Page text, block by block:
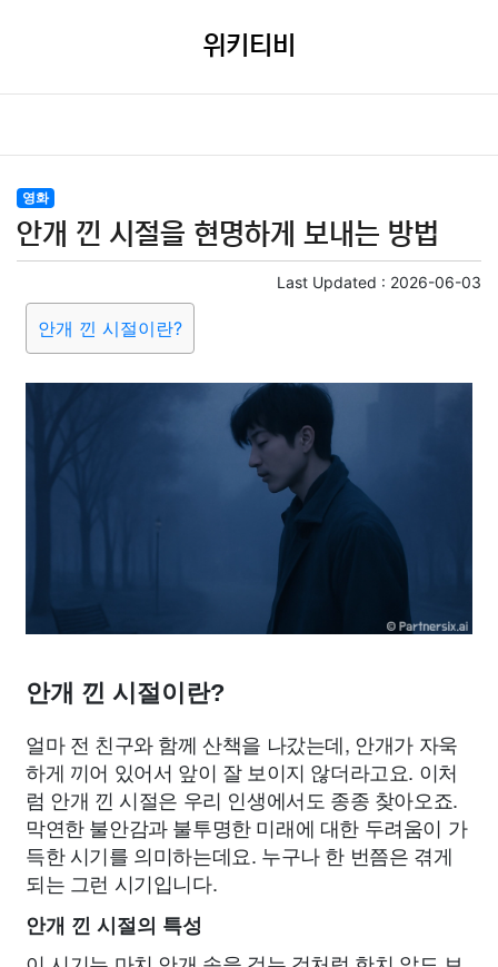
위키티비
영화
안개 낀 시절을 현명하게 보내는 방법
Last Updated : 2026-06-03
안개 낀 시절이란?
안개 낀 시절이란?
얼마 전 친구와 함께 산책을 나갔는데, 안개가 자욱
하게 끼어 있어서 앞이 잘 보이지 않더라고요. 이처
럼 안개 낀 시절은 우리 인생에서도 종종 찾아오죠.
막연한 불안감과 불투명한 미래에 대한 두려움이 가
득한 시기를 의미하는데요. 누구나 한 번쯤은 겪게
되는 그런 시기입니다.
안개 낀 시절의 특성